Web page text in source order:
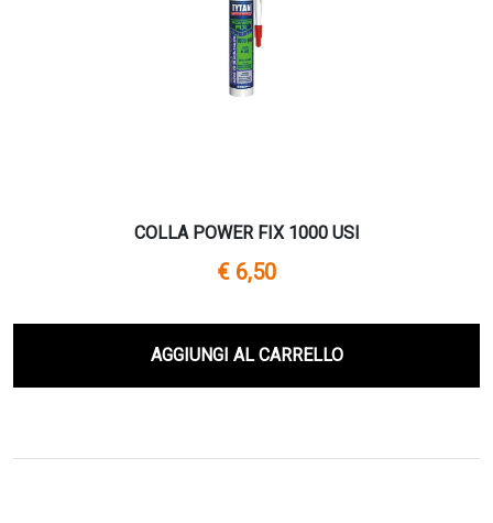
COLLA POWER FIX 1000 USI
€ 6,50
AGGIUNGI AL CARRELLO